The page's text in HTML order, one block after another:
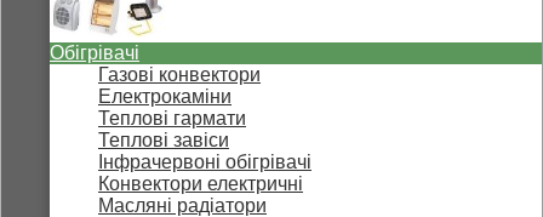
Обігрівачі
Газові конвектори
Електрокаміни
Теплові гармати
Теплові завіси
Інфрачервоні обігрівачі
Конвектори електричні
Масляні радіатори